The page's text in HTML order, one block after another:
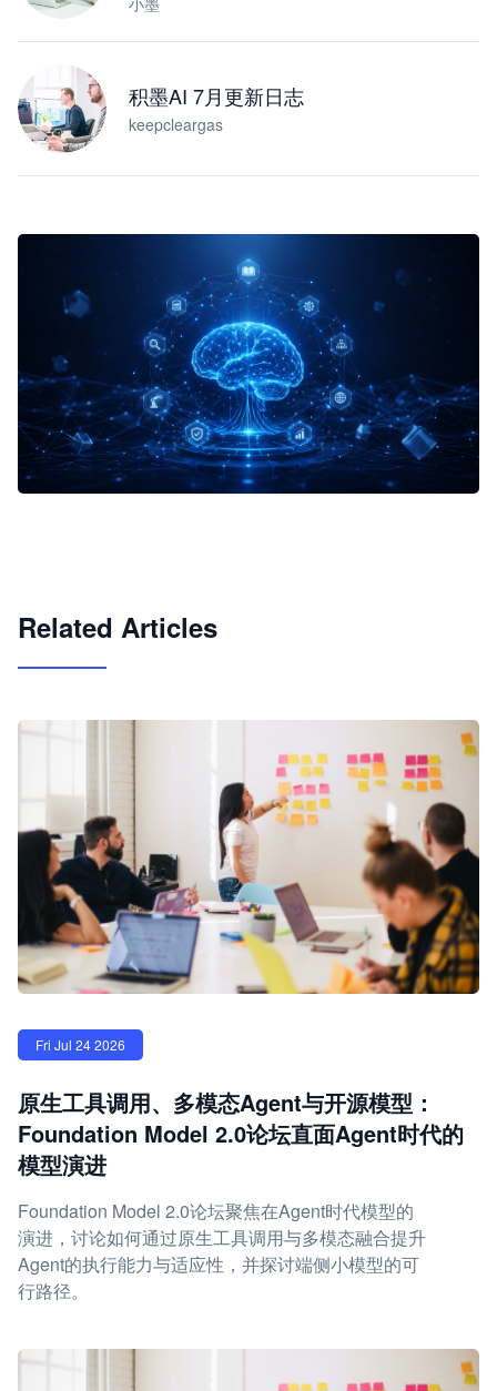
积墨AI 7月更新日志
keepcleargas
Related Articles
Fri Jul 24 2026
原生工具调用、多模态Agent与开源模型：
Foundation Model 2.0论坛直面Agent时代的
模型演进
Foundation Model 2.0论坛聚焦在Agent时代模型的
演进，讨论如何通过原生工具调用与多模态融合提升
Agent的执行能力与适应性，并探讨端侧小模型的可
行路径。